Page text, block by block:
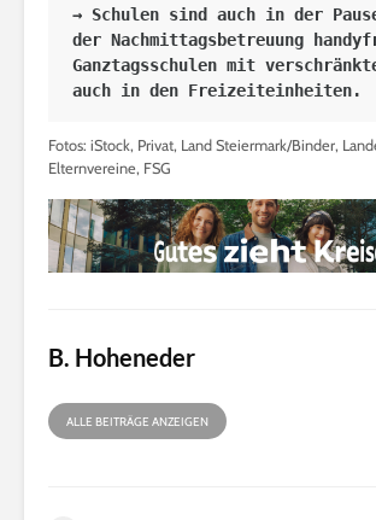
→ Schulen sind auch in der
der Nachmittagsbetreuung
Ganztagsschulen mit
auch in den Freizeiteinheiten.
Fotos: iStock, Privat, Land Steiermark/Binder,
Elternvereine, FSG
B. Hoheneder
ALLE BEITRÄGE ANZEIGEN